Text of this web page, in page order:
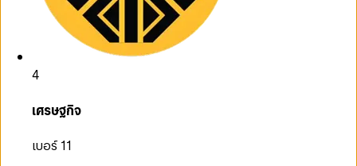
4
เศรษฐกิจ
เบอร์ 11